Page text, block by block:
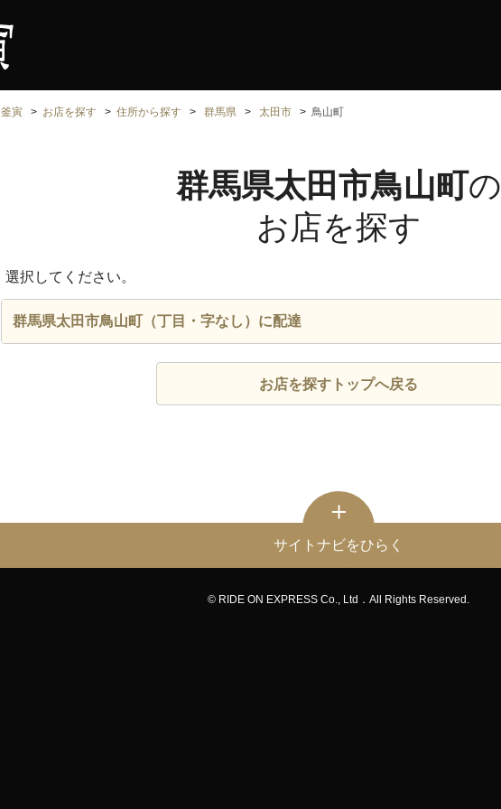
釜寅 お店を探す 住所から探す 群馬県 太田市 鳥山町
群馬県太田市鳥山町の
お店を探す
選択してください。
群馬県太田市鳥山町（丁目・字なし）に配達
お店を探すトップへ戻る
サイトナビをひらく
© RIDE ON EXPRESS Co., Ltd．All Rights Reserved.